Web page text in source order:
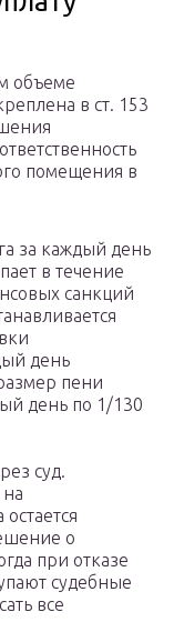
объеме
в ст. 153
помещения в
за каждый день
в течение
санкций
день
пени
день по 1/130
суд.
о
при отказе
судебные
все